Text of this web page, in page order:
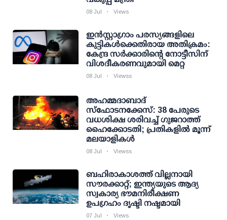
08 Jul Views
ഇന്‍സ്റ്റാഗ്രാം പരസ്യങ്ങളിലെ
കുട്ടികള്‍ക്കെതിരായ അതിക്രമം:
കേന്ദ്ര സര്‍ക്കാരിന്റെ നോട്ടീസിന്
വിശദീകരണവുമായി മെറ്റ
08 Jul Viewss
അഹമ്മദാബാദ്
സ്ഫോടനക്കേസ്: 38 പേരുടെ
വധശിക്ഷ ശരിവച്ച് ഗുജറാത്ത്
ഹൈക്കോടതി; പ്രതികളില്‍ മൂന്ന്
മലയാളികള്‍
08 Jul Viewss
ബഹിരാകാശത്ത് വില്ലനായി
സൗരക്കാറ്റ്; ഇന്ത്യയുടെ ആദ്യ
സ്വകാര്യ ഭൗമനിരീക്ഷണ
ഉപഗ്രഹം ദൃഷ്ടി നഷ്ടമായി
07 Jul Views